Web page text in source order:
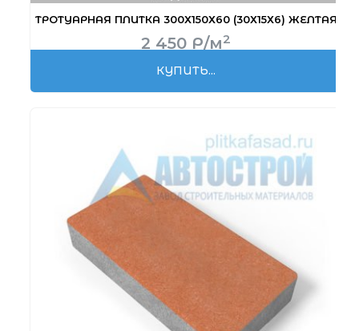
ТРОТУАРНАЯ ПЛИТКА 300Х150Х60 (30Х15Х6) ЖЕЛТАЯ
2 450 Р/м2
КУПИТЬ...